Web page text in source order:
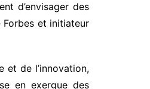
d’envisager des
et initiateur
et de l’innovation,
en exergue des